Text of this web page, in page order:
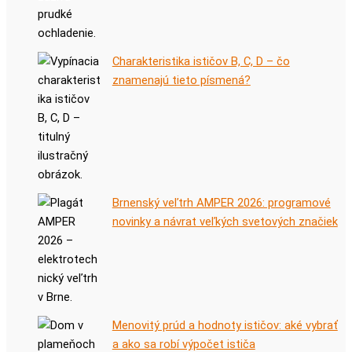
Charakteristika ističov B, C, D – čo
znamenajú tieto písmená?
Brnenský veľtrh AMPER 2026: programové
novinky a návrat veľkých svetových značiek
Menovitý prúd a hodnoty ističov: aké vybrať
a ako sa robí výpočet ističa